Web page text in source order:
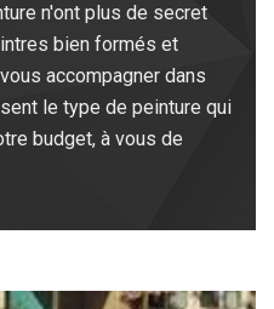
n'ont plus de secret
bien formés et
accompagner dans
le type de peinture qui
budget, à vous de